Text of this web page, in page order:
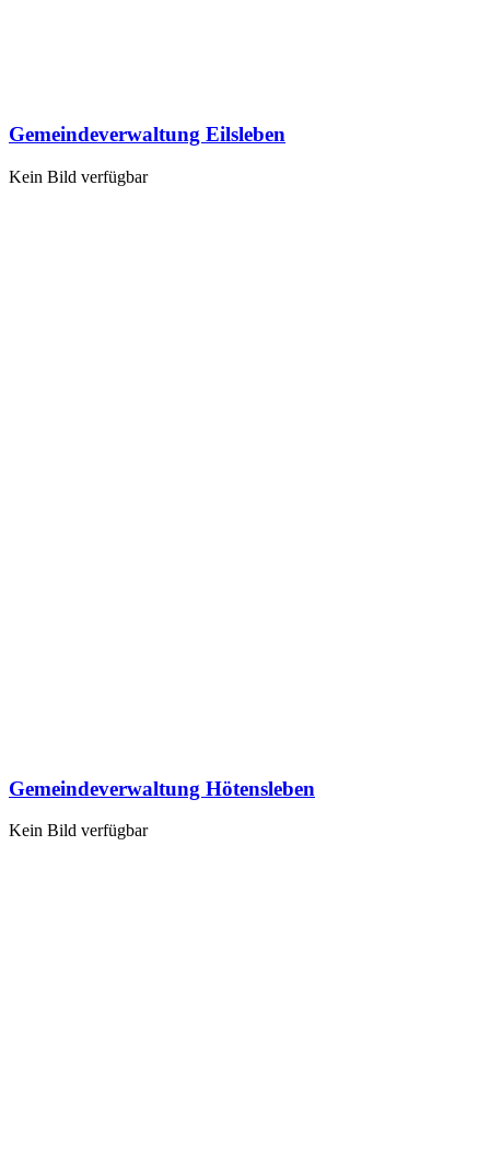
Gemeindeverwaltung Eilsleben
Kein Bild verfügbar
Gemeindeverwaltung Hötensleben
Kein Bild verfügbar